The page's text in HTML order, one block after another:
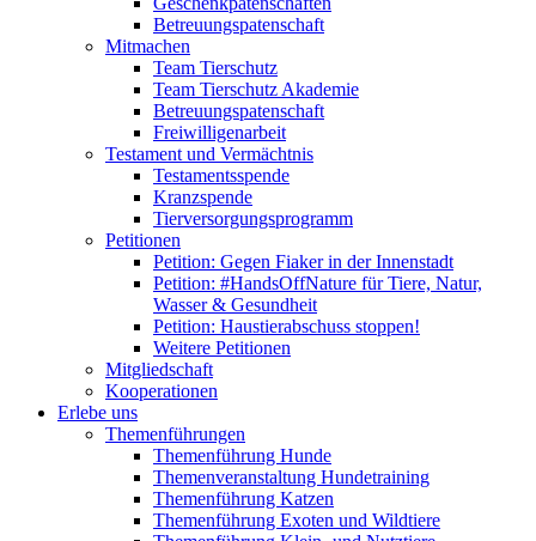
Betreuungspatenschaft
Mitmachen
Team Tierschutz
Team Tierschutz Akademie
Betreuungspatenschaft
Freiwilligenarbeit
Testament und Vermächtnis
Testamentsspende
Kranzspende
Tierversorgungsprogramm
Petitionen
Petition: Gegen Fiaker in der Innenstadt
Petition: #HandsOffNature für Tiere, Natur,
Wasser & Gesundheit
Petition: Haustierabschuss stoppen!
Weitere Petitionen
Mitgliedschaft
Kooperationen
Erlebe uns
Themenführungen
Themenführung Hunde
Themenveranstaltung Hundetraining
Themenführung Katzen
Themenführung Exoten und Wildtiere